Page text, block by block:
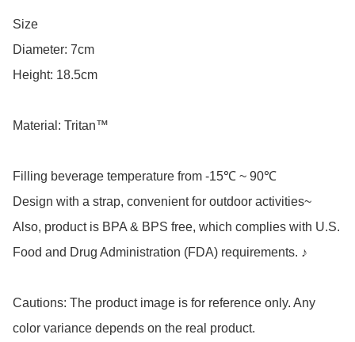
Size
Diameter: 7cm
Height: 18.5cm
Material: Tritan™
Filling beverage temperature from -15℃ ~ 90℃
Design with a strap, convenient for outdoor activities~
Also, product is BPA & BPS free, which complies with U.S.
Food and Drug Administration (FDA) requirements. ♪
Cautions: The product image is for reference only. Any
color variance depends on the real product.